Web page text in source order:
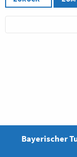
Bayerischer